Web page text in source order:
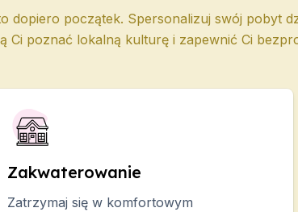
dopiero początek. Spersonalizuj swój pobyt
Ci poznać lokalną kulturę i zapewnić Ci
Zakwaterowanie
Zatrzymaj się w komfortowym